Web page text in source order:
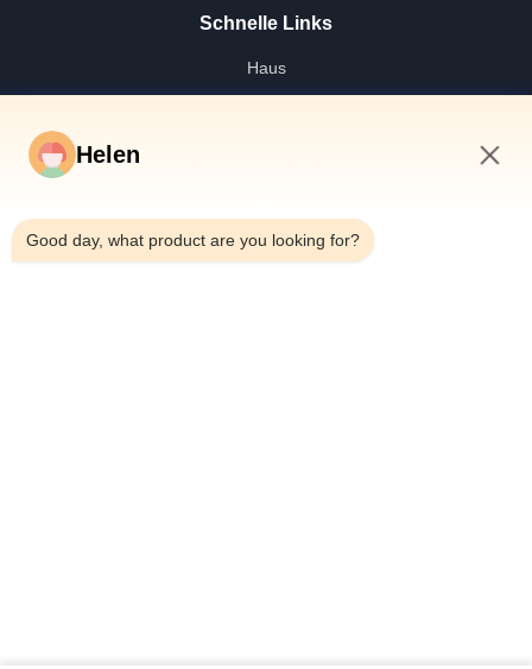
Schnelle Links
Haus
Fabrik-Ausflug
Qualitätskontrolle
Helen
Good day, what product are you looking for?